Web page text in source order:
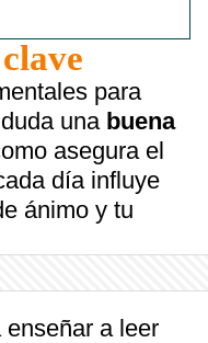
para
una buena
asegura el
día influye
ánimo y tu
enseñar a leer